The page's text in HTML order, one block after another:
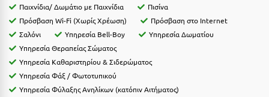
Ζάκυνθος
Η
Ηλεία
Ηράκλειο
Παιχνίδια/ Δωμάτιο με Παιχνίδια
Πισίνα
Πρόσβαση Wi-Fi (Χωρίς Χρέωση)
Πρόσβαση στο Internet
Σαλόνι
Υπηρεσία Bell-Boy
Υπηρεσία Δωματίου
Υπηρεσία Θεραπείας Σώματος
Υπηρεσία Καθαριστηρίου & Σιδερώματος
Υπηρεσία Φάξ / Φωτοτυπικού
Υπηρεσία Φύλαξης Ανηλίκων (κατόπιν Αιτήματος)